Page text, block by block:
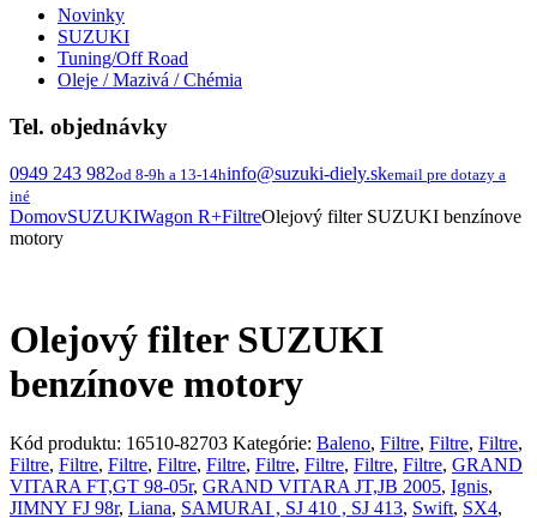
Novinky
SUZUKI
Tuning/Off Road
Oleje / Mazivá / Chémia
Tel. objednávky
0949 243 982od 8-9h a 13-14hinfo@suzuki-diely.skemail pre dotazy a
iné
DomovSUZUKIWagon R+FiltreOlejový filter SUZUKI benzínove
motory
Olejový filter SUZUKI
benzínove motory
Kód produktu: 16510-82703 Kategórie: Baleno, Filtre, Filtre, Filtre,
Filtre, Filtre, Filtre, Filtre, Filtre, Filtre, Filtre, Filtre, Filtre, GRAND
VITARA FT,GT 98-05r, GRAND VITARA JT,JB 2005, Ignis,
JIMNY FJ 98r, Liana, SAMURAI , SJ 410 , SJ 413, Swift, SX4,